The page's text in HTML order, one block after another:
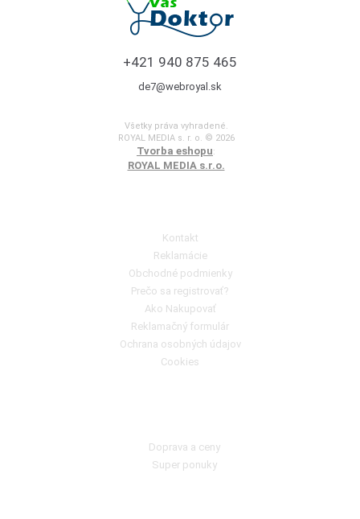
+421 940 875 465
de7@webroyal.sk
Všetky práva vyhradené.
ROYAL MEDIA s. r. o. © 2026
Tvorba eshopu:
ROYAL MEDIA s.r.o.
Kontakt
Reklamácie
Obchodné podmienky
Prečo sa registrovať?
Ako Nakupovať
Reklamačný formulár
Ochrana osobných údajov
Cookies
Doprava a ceny
Super ponuky